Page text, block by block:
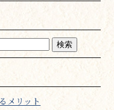
メリット